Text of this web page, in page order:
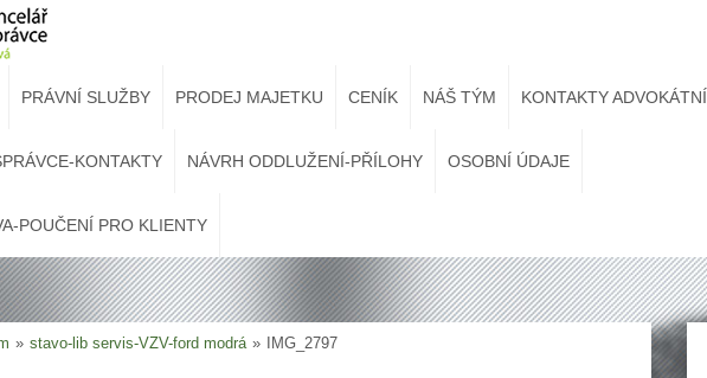
PRÁVNÍ SLUŽBY PRODEJ MAJETKU CENÍK NÁŠ TÝM KONTAKTY ADVOKÁTNÍ
KONTAKTY NÁVRH ODDLUŽENÍ-PŘÍLOHY OSOBNÍ ÚDAJE
POUČENÍ PRO KLIENTY
» stavo-lib servis-VZV-ford modrá » IMG_2797